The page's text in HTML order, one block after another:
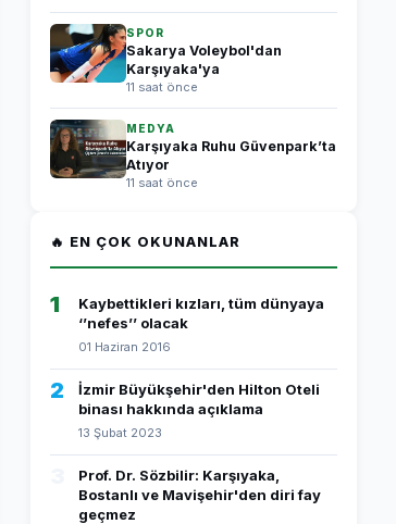
SPOR
Sakarya Voleybol'dan
Karşıyaka'ya
11 saat önce
MEDYA
Karşıyaka Ruhu Güvenpark’ta
Atıyor
11 saat önce
🔥 EN ÇOK OKUNANLAR
1
Kaybettikleri kızları, tüm dünyaya
‘’nefes’’ olacak
01 Haziran 2016
2
İzmir Büyükşehir'den Hilton Oteli
binası hakkında açıklama
13 Şubat 2023
Prof. Dr. Sözbilir: Karşıyaka,
Bostanlı ve Mavişehir'den diri fay
geçmez